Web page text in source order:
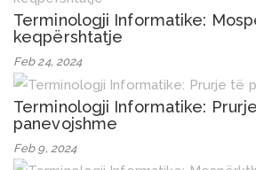
Terminologji Informatike:
keqpërshtatje
Feb 24, 2024
Terminologji Informatike:
panevojshme
Feb 9, 2024